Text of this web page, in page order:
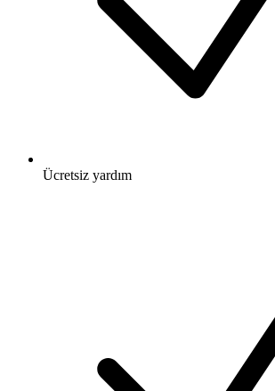
Ücretsiz yardım